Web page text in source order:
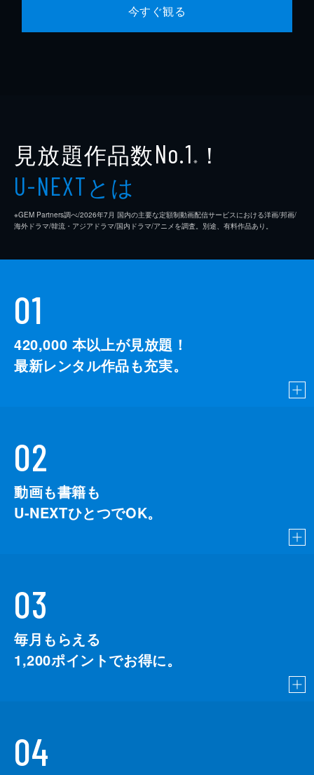
今すぐ観る
見放題作品数No.1 ※ ！
U-NEXTとは
※GEM Partners調べ/2026年7⽉ 国内の主要な定額制動画配信サービスにおける洋画/邦画/
海外ドラマ/韓流・アジアドラマ/国内ドラマ/アニメを調査。別途、有料作品あり。
01
420,000 本以上が見放題！
最新レンタル作品も充実。
02
動画も書籍も
U-NEXTひとつでOK。
03
毎月もらえる
1,200ポイントでお得に。
04